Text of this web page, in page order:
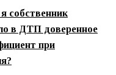
собственник
в ДТП доверенное
при